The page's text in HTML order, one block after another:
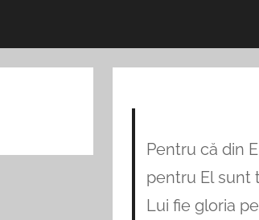
Pentru că din
pentru El sunt
Lui fie gloria